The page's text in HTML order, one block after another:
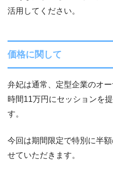
活用してください。
価格に関して
弁妃は通常、定型企業のオ
時間11万円にセッションを
す。
今回は期間限定で特別に半
せていただきます。